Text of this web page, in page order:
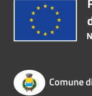
Comune